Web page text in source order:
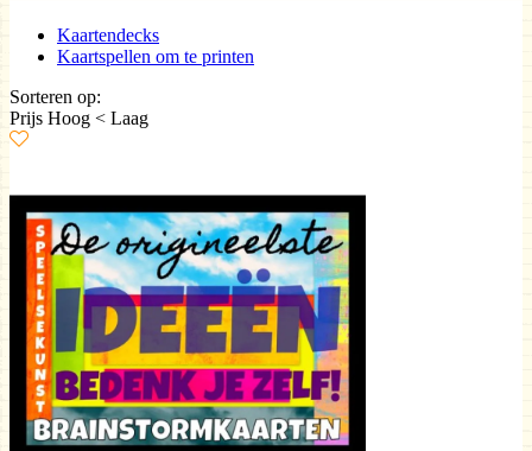
Kaartendecks
Kaartspellen om te printen
Sorteren op:
Prijs Hoog < Laag